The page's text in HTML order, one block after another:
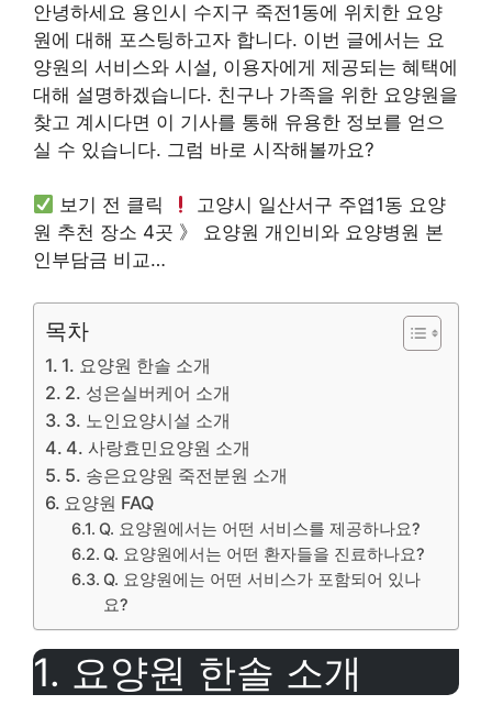
안녕하세요 용인시 수지구 죽전1동에 위치한 요양
원에 대해 포스팅하고자 합니다. 이번 글에서는 요
양원의 서비스와 시설, 이용자에게 제공되는 혜택에
대해 설명하겠습니다. 친구나 가족을 위한 요양원을
찾고 계시다면 이 기사를 통해 유용한 정보를 얻으
실 수 있습니다. 그럼 바로 시작해볼까요?
보기 전 클릭
고양시 일산서구 주엽1동 요양
원 추천 장소 4곳 》 요양원 개인비와 요양병원 본
인부담금 비교…
목차
1. 요양원 한솔 소개
2. 성은실버케어 소개
3. 노인요양시설 소개
4. 사랑효민요양원 소개
5. 송은요양원 죽전분원 소개
요양원 FAQ
Q. 요양원에서는 어떤 서비스를 제공하나요?
Q. 요양원에서는 어떤 환자들을 진료하나요?
Q. 요양원에는 어떤 서비스가 포함되어 있나
요?
1. 요양원 한솔 소개